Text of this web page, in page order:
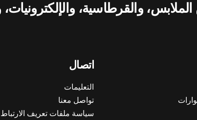
والقرطاسية، والإلكترونيات،
اتصال
التعليمات
تواصل معنا
سياسة ملفات تعريف الارتباط